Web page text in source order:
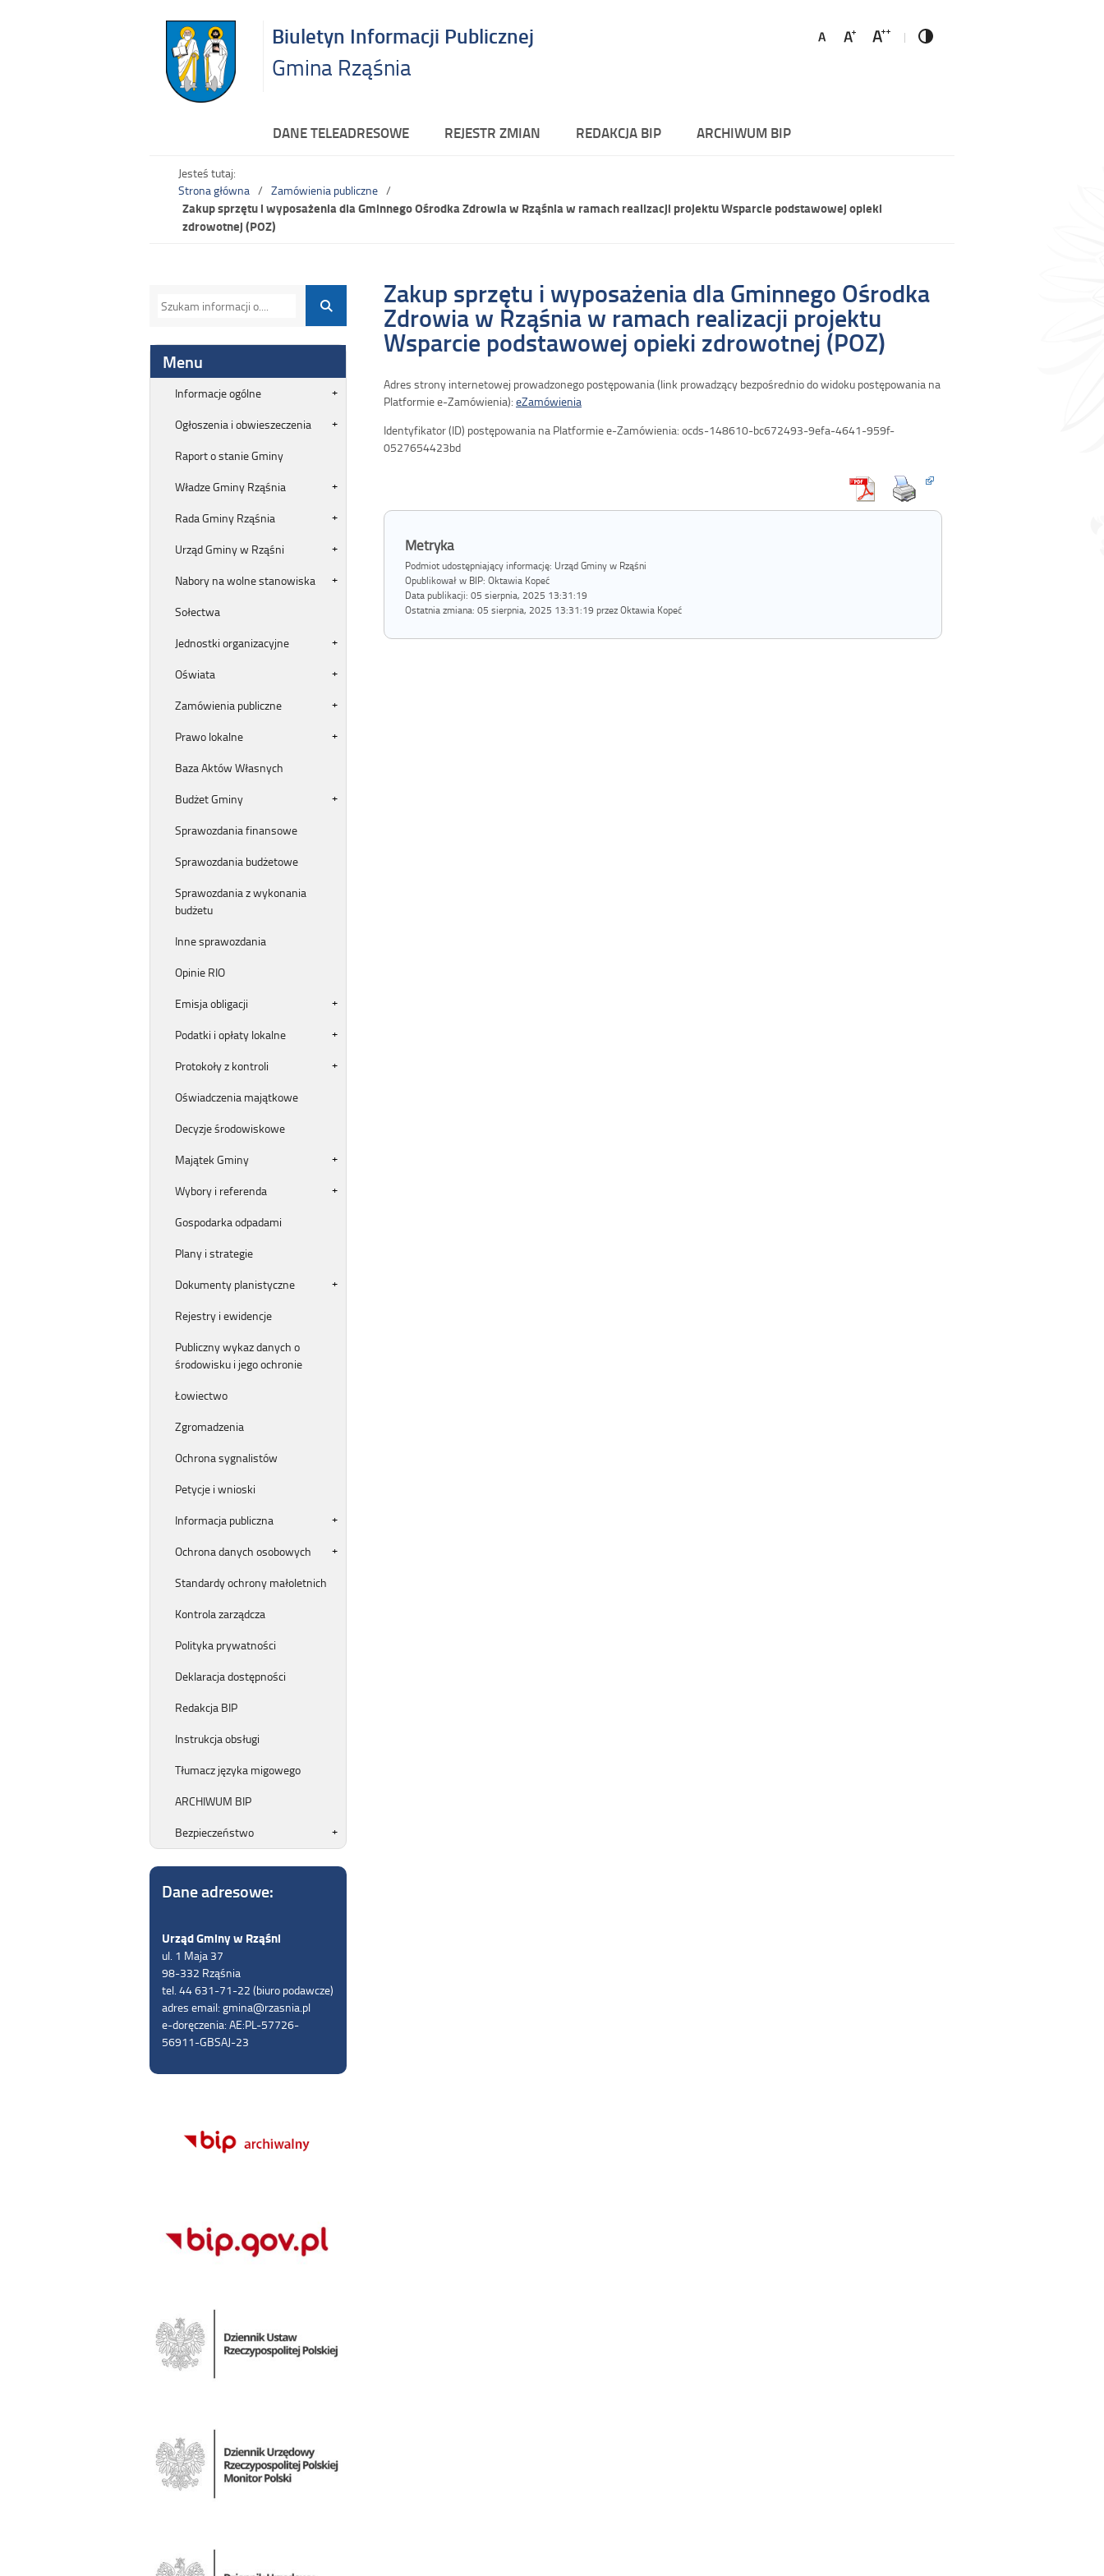
Biuletyn Informacji Publicznej
Gmina Rząśnia
DANE TELEADRESOWE REJESTR ZMIAN REDAKCJA BIP ARCHIWUM BIP
Jesteś tutaj:
Strona główna
Zamówienia publiczne
Zakup sprzętu i wyposażenia dla Gminnego Ośrodka Zdrowia w Rząśnia w ramach realizacji projektu Wsparcie podstawowej opieki
zdrowotnej (POZ)
Menu
Informacje ogólne
Ogłoszenia i obwieszeczenia
Raport o stanie Gminy
Władze Gminy Rząśnia
Rada Gminy Rząśnia
Urząd Gminy w Rząśni
Nabory na wolne stanowiska
Sołectwa
Jednostki organizacyjne
Oświata
Zamówienia publiczne
Prawo lokalne
Baza Aktów Własnych
Budżet Gminy
Sprawozdania finansowe
Sprawozdania budżetowe
Sprawozdania z wykonania
budżetu
Inne sprawozdania
Opinie RIO
Emisja obligacji
Podatki i opłaty lokalne
Protokoły z kontroli
Oświadczenia majątkowe
Decyzje środowiskowe
Majątek Gminy
Wybory i referenda
Gospodarka odpadami
Plany i strategie
Dokumenty planistyczne
Rejestry i ewidencje
Publiczny wykaz danych o
środowisku i jego ochronie
Łowiectwo
Zgromadzenia
Ochrona sygnalistów
Petycje i wnioski
Informacja publiczna
Ochrona danych osobowych
Standardy ochrony małoletnich
Kontrola zarządcza
Polityka prywatności
Deklaracja dostępności
Redakcja BIP
Instrukcja obsługi
Tłumacz języka migowego
ARCHIWUM BIP
Bezpieczeństwo
Dane adresowe:
Urząd Gminy w Rząśni
ul. 1 Maja 37
98-332 Rząśnia
tel. 44 631-71-22 (biuro podawcze)
adres email: gmina@rzasnia.pl
e-doręczenia: AE:PL-57726-
56911-GBSAJ-23
Zakup sprzętu i wyposażenia dla Gminnego Ośrodka
Zdrowia w Rząśnia w ramach realizacji projektu
Wsparcie podstawowej opieki zdrowotnej (POZ)
Adres strony internetowej prowadzonego postępowania (link prowadzący bezpośrednio do widoku postępowania na
Platformie e-Zamówienia): eZamówienia
Identyfikator (ID) postępowania na Platformie e-Zamówienia: ocds-148610-bc672493-9efa-4641-959f-
0527654423bd
Metryka
Podmiot udostępniający informację: Urząd Gminy w Rząśni
Opublikował w BIP: Oktawia Kopeć
Data publikacji: 05 sierpnia, 2025 13:31:19
Ostatnia zmiana: 05 sierpnia, 2025 13:31:19 przez Oktawia Kopeć